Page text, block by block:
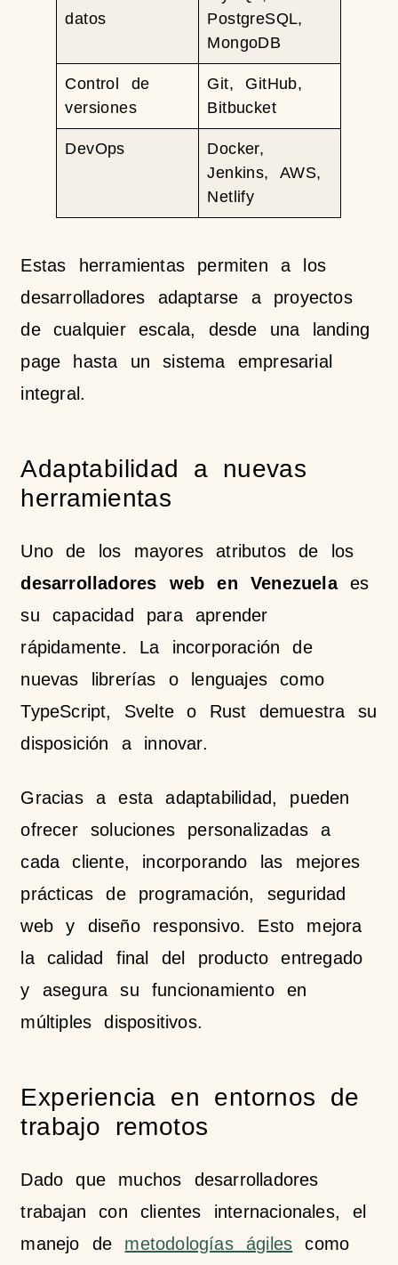
datos
PostgreSQL,
MongoDB
Control de
versiones
Git, GitHub,
Bitbucket
DevOps
Docker,
Jenkins, AWS,
Netlify
Estas herramientas permiten a los
desarrolladores adaptarse a proyectos
de cualquier escala, desde una landing
page hasta un sistema empresarial
integral.
Adaptabilidad a nuevas
herramientas
Uno de los mayores atributos de los
desarrolladores web en Venezuelaes
su capacidad para aprender
rápidamente. La incorporación de
nuevas librerías o lenguajes como
TypeScript, Svelte o Rust demuestra su
disposición a innovar.
Gracias a esta adaptabilidad, pueden
ofrecer soluciones personalizadas a
cada cliente, incorporando las mejores
prácticas de programación, seguridad
web y diseño responsivo. Esto mejora
la calidad final del producto entregado
y asegura su funcionamiento en
múltiples dispositivos.
Experiencia en entornos de
trabajo remotos
Dado que muchos desarrolladores
trabajan con clientes internacionales, el
manejo de metodologías ágiles como